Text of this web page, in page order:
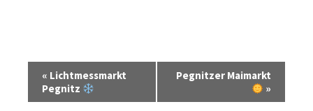
« Lichtmessmarkt
Pegnitz
Pegnitzer Maimarkt
»